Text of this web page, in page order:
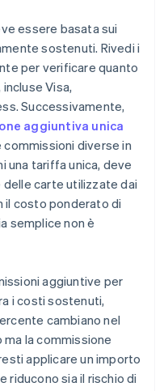
essere basata sui
sostenuti. Rivedi i
per verificare quanto
Visa,
Successivamente,
aggiuntiva unica
diverse in
una tariffa unica, deve
carte utilizzate dai
il costo ponderato di
semplice non è
aggiuntive per
i costi sostenuti,
cambiano nel
la commissione
applicare un importo
riducono sia il rischio di